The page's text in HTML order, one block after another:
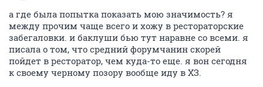
а где была попытка показать мою значимость? я
между прочим чаще всего и хожу в рестораторские
забегаловки. и баклуши бью тут наравне со всеми. я
писала о том, что средний форумчанин скорей
пойдет в ресторатор, чем куда-то еще. я вон сегодня
к своему черному позору вообще иду в ХЗ.